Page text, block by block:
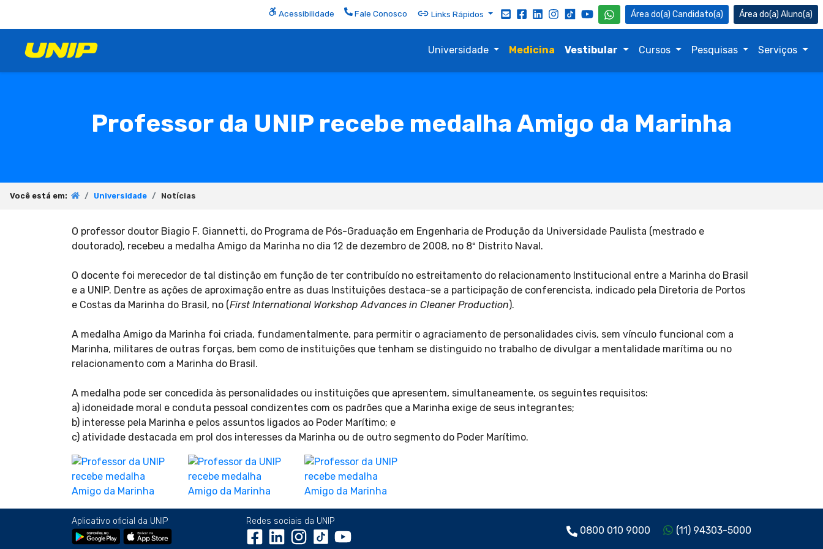
Acessibilidade Fale Conosco Links Rápidos Candidato(a) Aluno(a)
Universidade Medicina Vestibular Cursos Pesquisas Serviços
Professor da UNIP recebe medalha Amigo da Marinha
Você está em: Universidade Notícias
O professor doutor Biagio F. Giannetti, do Programa de Pós-Graduação em Engenharia de Produção da Universidade Paulista (mestrado e
doutorado), recebeu a medalha Amigo da Marinha no dia 12 de dezembro de 2008, no 8º Distrito Naval.
O docente foi merecedor de tal distinção em função de ter contribuído no estreitamento do relacionamento Institucional entre a Marinha do Brasil
e a UNIP. Dentre as ações de aproximação entre as duas Instituições destaca-se a participação de conferencista, indicado pela Diretoria de Portos
e Costas da Marinha do Brasil, no (First International Workshop Advances in Cleaner Production).
A medalha Amigo da Marinha foi criada, fundamentalmente, para permitir o agraciamento de personalidades civis, sem vínculo funcional com a
Marinha, militares de outras forças, bem como de instituições que tenham se distinguido no trabalho de divulgar a mentalidade marítima ou no
relacionamento com a Marinha do Brasil.
A medalha pode ser concedida às personalidades ou instituições que apresentem, simultaneamente, os seguintes requisitos:
a) idoneidade moral e conduta pessoal condizentes com os padrões que a Marinha exige de seus integrantes;
b) interesse pela Marinha e pelos assuntos ligados ao Poder Marítimo; e
c) atividade destacada em prol dos interesses da Marinha ou de outro segmento do Poder Marítimo.
Aplicativo oficial da UNIP Redes sociais da UNIP
0800 010 9000 (11) 94303-5000